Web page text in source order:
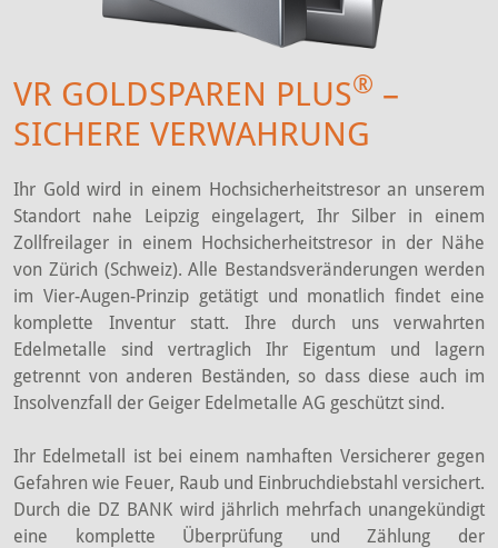
VR GOLDSPAREN PLUS® –
SICHERE VERWAHRUNG
Ihr Gold wird in einem Hochsicherheitstresor an unserem
Standort nahe Leipzig eingelagert, Ihr Silber in einem
Zollfreilager in einem Hochsicherheitstresor in der Nähe
von Zürich (Schweiz). Alle Bestandsveränderungen werden
im Vier-Augen-Prinzip getätigt und monatlich findet eine
komplette Inventur statt. Ihre durch uns verwahrten
Edelmetalle sind vertraglich Ihr Eigentum und lagern
getrennt von anderen Beständen, so dass diese auch im
Insolvenzfall der Geiger Edelmetalle AG geschützt sind.
Ihr Edelmetall ist bei einem namhaften Versicherer gegen
Gefahren wie Feuer, Raub und Einbruchdiebstahl versichert.
Durch die DZ BANK wird jährlich mehrfach unangekündigt
eine komplette Überprüfung und Zählung der